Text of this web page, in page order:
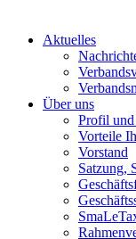
Aktuelles
Über uns
Profil
Vorteile
Vorstand
Satzung,